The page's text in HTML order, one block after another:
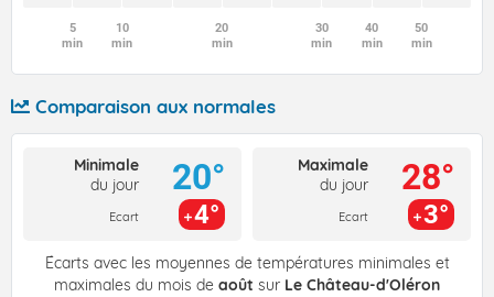
5
min
10
min
20
min
30
min
40
min
50
min
Comparaison aux normales
Minimale
du jour
Ecart
20°
4°
Maximale
du jour
Ecart
28°
3°
Écarts avec les moyennes de températures minimales et
maximales du mois de août sur Le Château-d'Oléron